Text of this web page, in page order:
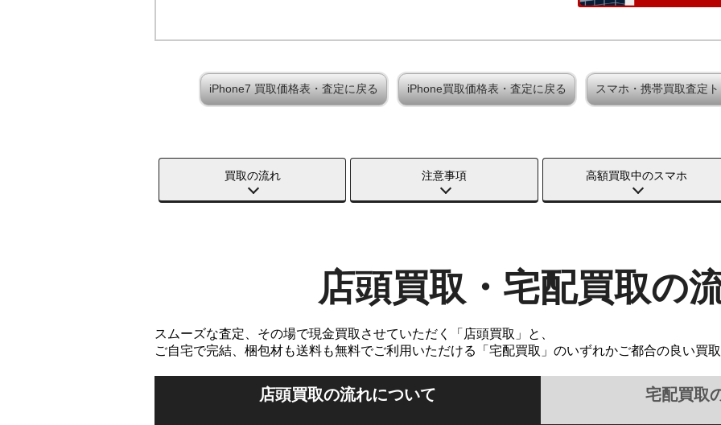
iPhone7 買取価格表・査定に戻る iPhone買取価格表・査定に戻る スマホ・携帯買取査定
買取の流れ 注意事項 高額買取中のスマホ
店頭買取・宅配買取の
スムーズな査定、その場で現金買取させていただく「店頭買取」と、
ご自宅で完結、梱包材も送料も無料でご利用いただける「宅配買取」のいずれかご都合の良い買
店頭買取の流れについて 宅配買取